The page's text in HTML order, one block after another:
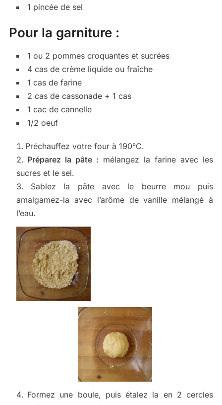
1 pincée de sel
Pour la garniture :
1 ou 2 pommes croquantes et sucrées
4 cas de crème liquide ou fraîche
1 cas de farine
2 cas de cassonade + 1 cas
1 cac de cannelle
1/2 oeuf
Préchauffez votre four à 190°C.
Préparez la pâte : mélangez la farine avec les
sucres et le sel.
Sablez la pâte avec le beurre mou puis
amalgamez-la avec l’arôme de vanille mélangé à
l’eau.
Formez une boule, puis étalez la en 2 cercles